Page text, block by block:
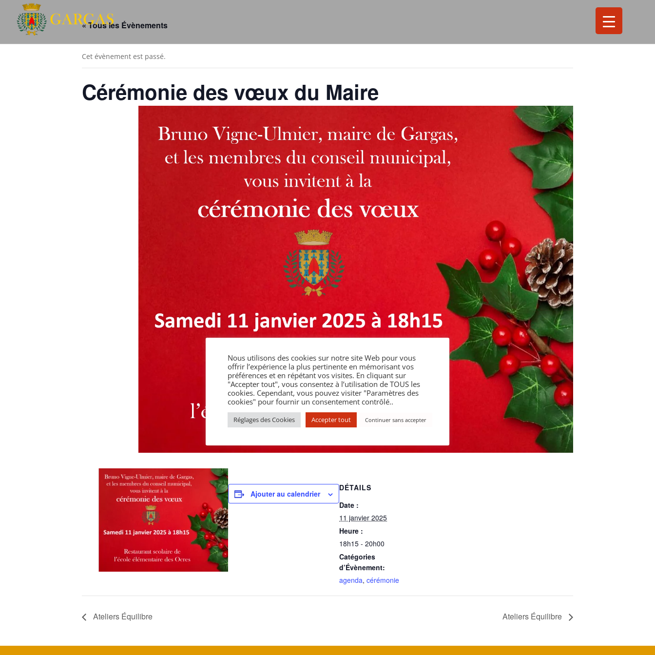
Search
« Tous les Évènements
Cet évènement est passé.
Cérémonie des vœux du Maire
Ajouter au calendrier
DÉTAILS
Date :
11 janvier 2025
Heure :
18h15 - 20h00
Catégories
d’Évènement:
agenda, cérémonie
Ateliers Équilibre Ateliers Équilibre
Nous utilisons des cookies sur notre site Web pour vous
offrir l’expérience la plus pertinente en mémorisant vos
préférences et en répétant vos visites. En cliquant sur
"Accepter tout", vous consentez à l’utilisation de TOUS les
cookies. Cependant, vous pouvez visiter "Paramètres des
cookies" pour fournir un consentement contrôlé..
Réglages des Cookies Accepter tout Continuer sans accepter